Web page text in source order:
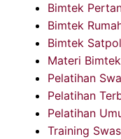
Bimtek
Bimtek
Bimtek
Materi
Pelatihan
Pelatihan
Pelatihan
Training